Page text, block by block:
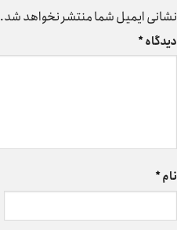
نشانی ایمیل شما منتشر نخواهد شد.
دیدگاه*
نام*